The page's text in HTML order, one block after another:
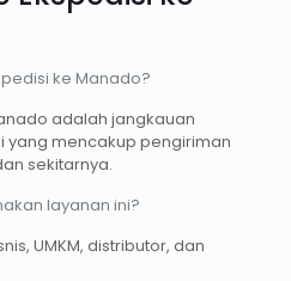
ke Manado?
adalah jangkauan
yang mencakup pengiriman
sekitarnya.
layanan ini?
UMKM, distributor, dan